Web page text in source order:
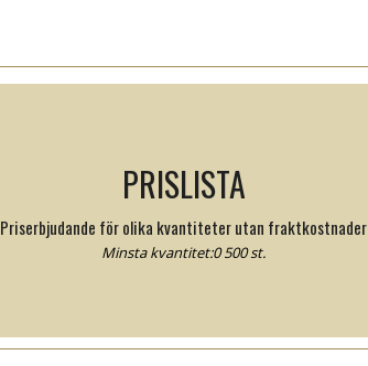
PRISLISTA
Priserbjudande för olika kvantiteter utan fraktkostnader
Minsta kvantitet:0 500 st.